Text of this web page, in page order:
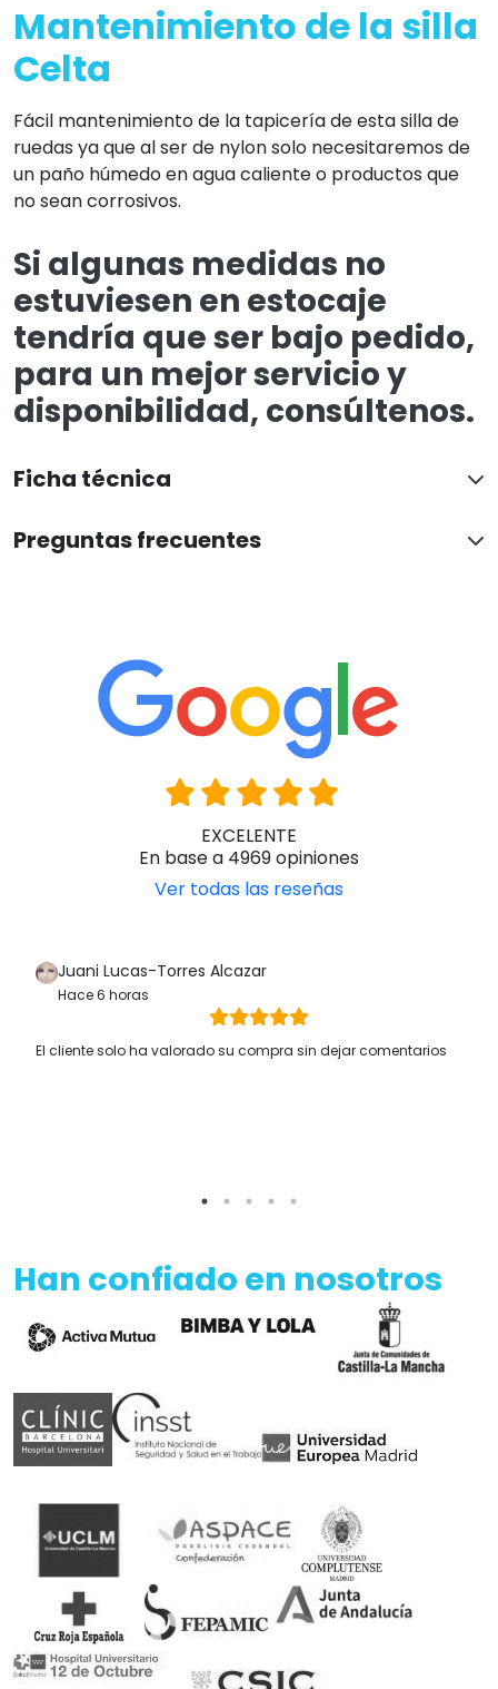
Mantenimiento de la silla
Celta
Fácil mantenimiento de la tapicería de esta silla de
ruedas ya que al ser de nylon solo necesitaremos de
un paño húmedo en agua caliente o productos que
no sean corrosivos.
Si algunas medidas no
estuviesen en estocaje
tendría que ser bajo pedido,
para un mejor servicio y
disponibilidad, consúltenos.
Ficha técnica
Preguntas frecuentes
EXCELENTE
En base a 4969 opiniones
Ver todas las reseñas
Juani Lucas-Torres Alcazar
Hace 6 horas
El cliente solo ha valorado su compra sin dejar comentarios
Han confiado en nosotros